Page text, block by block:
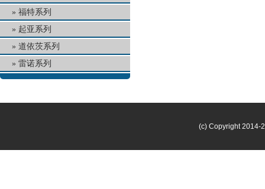
福特系列
起亚系列
道依茨系列
雷诺系列
(c) Copyright 2014-